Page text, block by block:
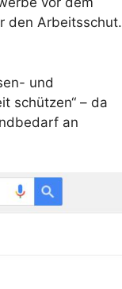
den Arbeitsschut.
und
schützen“ – da
an